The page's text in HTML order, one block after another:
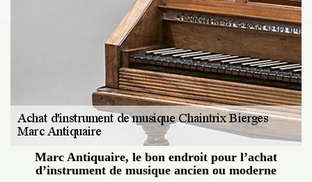
Marc Antiquaire, le bon endroit pour l’achat
d’instrument de musique ancien ou moderne